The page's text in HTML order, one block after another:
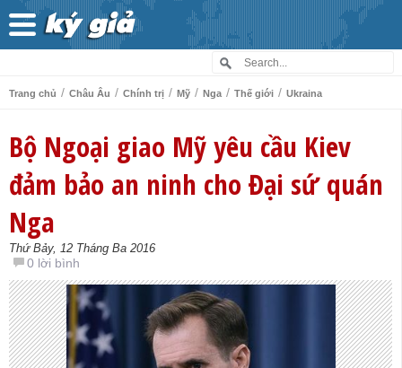
Trang chủ / Châu Âu / Chính trị / Mỹ / Nga / Thế giới / Ukraina
Bộ Ngoại giao Mỹ yêu cầu Kiev
đảm bảo an ninh cho Đại sứ quán
Nga
Thứ Bảy, 12 Tháng Ba 2016
0 lời bình